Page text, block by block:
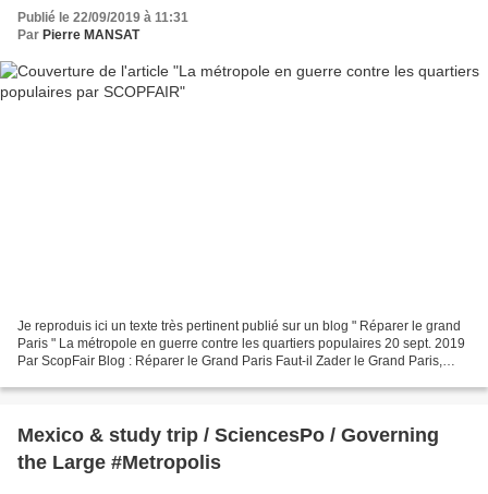
Publié le 22/09/2019 à 11:31
Par Pierre MANSAT
Je reproduis ici un texte très pertinent publié sur un blog " Réparer le grand
Paris " La métropole en guerre contre les quartiers populaires 20 sept. 2019
Par ScopFair Blog : Réparer le Grand Paris Faut-il Zader le Grand Paris,
Mexico & study trip / SciencesPo / Governing
the Large #Metropolis